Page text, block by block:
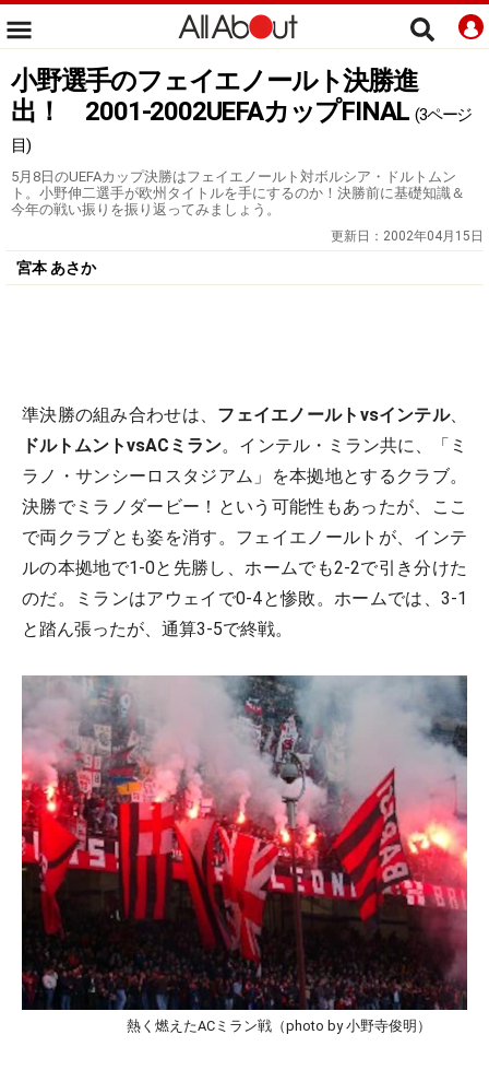
小野選手のフェイエノールト決勝進
出！ 2001-2002UEFAカップFINAL (3ページ
目)
5月8日のUEFAカップ決勝はフェイエノールト対ボルシア・ドルトムン
ト。小野伸二選手が欧州タイトルを手にするのか！決勝前に基礎知識＆
今年の戦い振りを振り返ってみましょう。
更新日： 2002年04月15日
宮本 あさか
準決勝の組み合わせは、 フェイエノールトvsインテル、
ドルトムントvsACミラン。インテル・ミラン共に、「ミ
ラノ・サンシーロスタジアム」を本拠地とするクラブ。
決勝でミラノダービー！という可能性もあったが、ここ
で両クラブとも姿を消す。フェイエノールトが、インテ
ルの本拠地で1‐0と先勝し、ホームでも2‐2で引き分けた
のだ。ミランはアウェイで0‐4と惨敗。ホームでは、3‐1
と踏ん張ったが、通算3‐5で終戦。
熱く燃えたACミラン戦（photo by 小野寺俊明）